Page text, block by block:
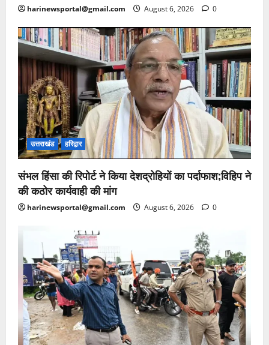
harinewsportal@gmail.com August 6, 2026 0
उत्तराखंड हरिद्वार
संभल हिंसा की रिपोर्ट ने किया देशद्रोहियों का पर्दाफाश;विहिप ने
की कठोर कार्यवाही की मांग
harinewsportal@gmail.com August 6, 2026 0